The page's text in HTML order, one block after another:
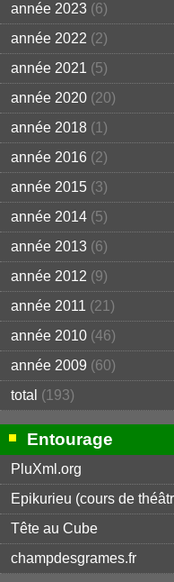
année 2023 (6)
année 2022 (2)
année 2021 (5)
année 2020 (20)
année 2018 (1)
année 2016 (2)
année 2015 (3)
année 2014 (5)
année 2013 (6)
année 2012 (9)
année 2011 (21)
année 2010 (46)
année 2009 (60)
total (193)
Entourage
PluXml.org
Epikurieu (cours de
Tête au Cube
champdesgrames.fr